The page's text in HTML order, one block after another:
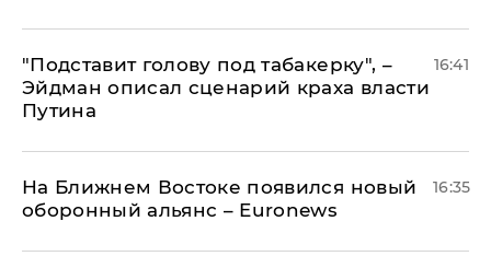
​"Подставит голову под табакерку", –
Эйдман описал сценарий краха власти
Путина
16:41
На Ближнем Востоке появился новый
оборонный альянс – Euronews
16:35